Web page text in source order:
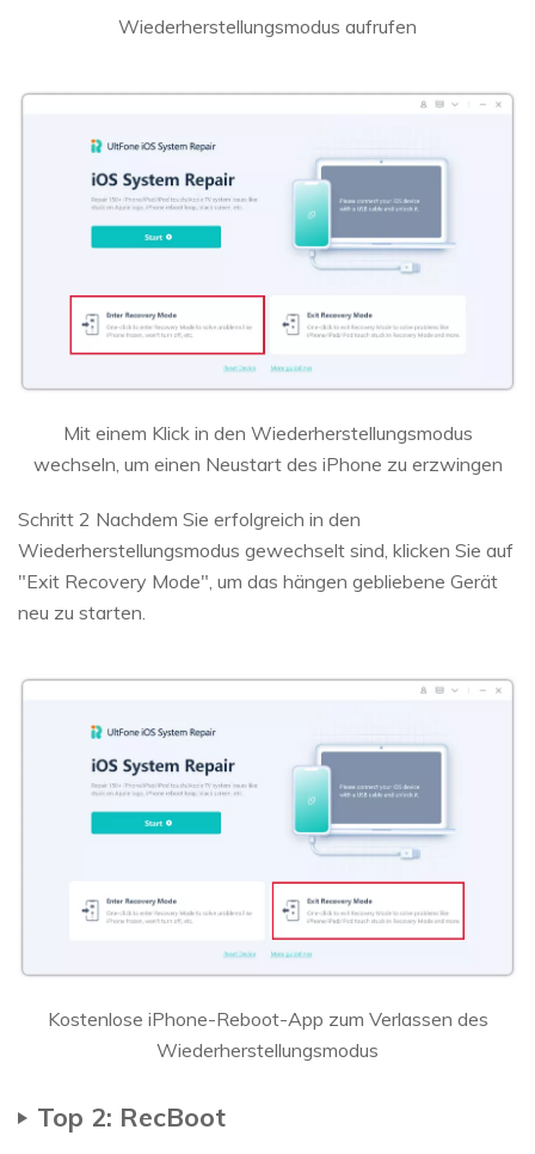
Wiederherstellungsmodus aufrufen
Mit einem Klick in den Wiederherstellungsmodus
wechseln, um einen Neustart des iPhone zu erzwingen
Schritt 2 Nachdem Sie erfolgreich in den
Wiederherstellungsmodus gewechselt sind, klicken Sie auf
"Exit Recovery Mode", um das hängen gebliebene Gerät
neu zu starten.
Kostenlose iPhone-Reboot-App zum Verlassen des
Wiederherstellungsmodus
Top 2: RecBoot